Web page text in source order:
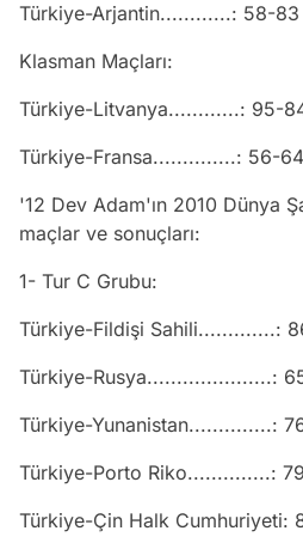
Türkiye-Arjantin............: 58-83
Klasman Maçları:
Türkiye-Litvanya............: 95-
Türkiye-Fransa..............: 56-64
'12 Dev Adam'ın 2010 Dünya
maçlar ve sonuçları:
1- Tur C Grubu:
Türkiye-Fildişi Sahili.............:
Türkiye-Rusya.....................:
Türkiye-Yunanistan..............:
Türkiye-Porto Riko..............:
Türkiye-Çin Halk Cumhuriyeti: